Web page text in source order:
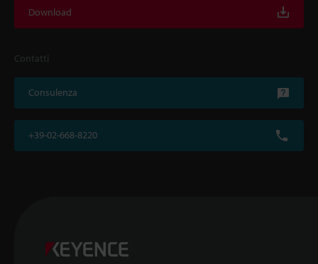
Download
Contatti
Consulenza
+39-02-668-8220